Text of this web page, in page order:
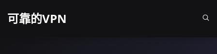
可靠的VPN